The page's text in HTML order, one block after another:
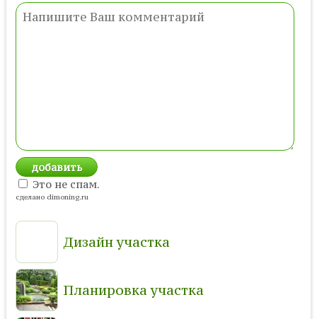
Это не спам.
сделано dimoning.ru
Дизайн участка
Планировка участка